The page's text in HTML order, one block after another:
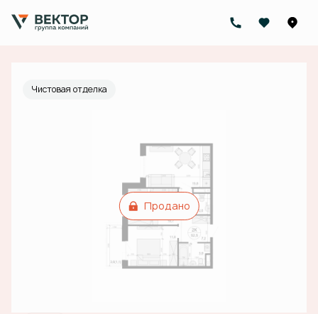
2-комнатная Цена по запросу
Ипотекаот 46 783 руб./мес.
Чистовая отделка
Продано